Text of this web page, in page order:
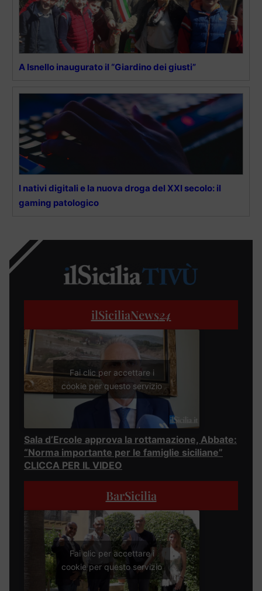
A Isnello inaugurato il “Giardino dei giusti”
I nativi digitali e la nuova droga del XXI secolo: il
gaming patologico
ilSiciliaNews24
Fai clic per accettare i
cookie per questo servizio
Sala d’Ercole approva la rottamazione, Abbate:
“Norma importante per le famiglie siciliane”
CLICCA PER IL VIDEO
BarSicilia
Fai clic per accettare i
cookie per questo servizio